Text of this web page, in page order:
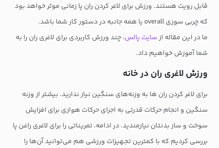
قابل رویت هستند. ورزش برای لاغر کردن ران پا زمانی موثر خواهد بود
که چربی سوزی overall یا همه جانبه در دستور کار شما باشد.
ما در این مقاله ازسایت پالس، چند ورزش کاربردی برای لاغری ران را به
شما آموزش خواهیم داد.
ورزش لاغری ران در خانه
برای لاغر کردن ران ها به وزنه‌های سنگین نیاز ندارید. بیشتر از وزنه
سنگین و انجام حرکات قدرتی به اجرای حرکات هوازی برای افزایش
سوخت و ساز بدنتان نیازمندید. در ادامه، تمریناتی را برای لاغری راغن پا
بررسی کردیم که با کمترین تجهیزات ورزشی هم می‌توانید آن‌ها را